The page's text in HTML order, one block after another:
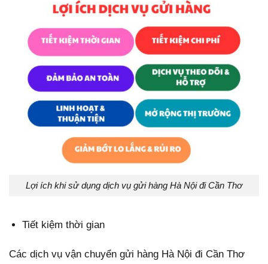
Lợi ích khi sử dụng dịch vụ gửi hàng Hà Nội đi Cần Thơ
Tiết kiệm thời gian
Các dịch vụ vận chuyển gửi hàng Hà Nội đi Cần Thơ